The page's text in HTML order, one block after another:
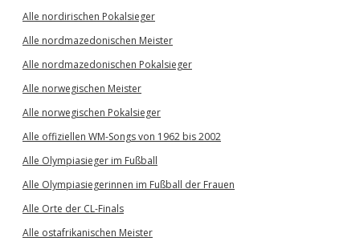
Alle nordirischen Pokalsieger
Alle nordmazedonischen Meister
Alle nordmazedonischen Pokalsieger
Alle norwegischen Meister
Alle norwegischen Pokalsieger
Alle offiziellen WM-Songs von 1962 bis 2002
Alle Olympiasieger im Fußball
Alle Olympiasiegerinnen im Fußball der Frauen
Alle Orte der CL-Finals
Alle ostafrikanischen Meister